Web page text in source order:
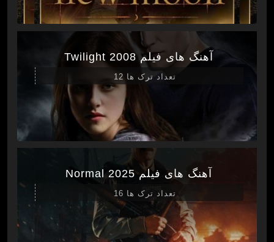
آهنگ های فیلم Twilight 2008
تعداد ترک ها 12
آهنگ های فیلم Normal 2025
تعداد ترک ها 16